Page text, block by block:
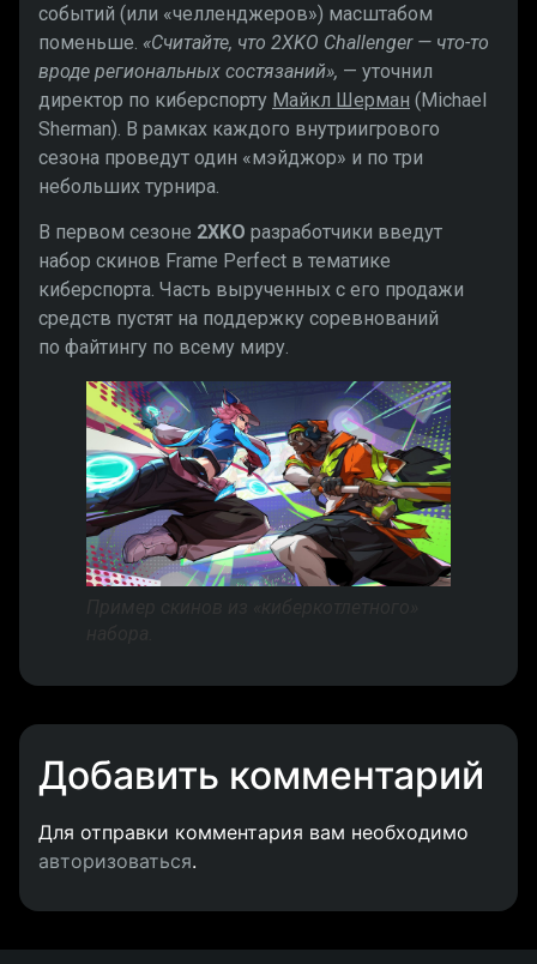
событий (или «челленджеров») масштабом
поменьше. «Считайте, что 2XKO Challenger — что-то
вроде региональных состязаний», — уточнил
директор по киберспорту Майкл Шерман (Michael
Sherman). В рамках каждого внутриигрового
сезона проведут один «мэйджор» и по три
небольших турнира.
В первом сезоне 2XKO разработчики введут
набор скинов Frame Perfect в тематике
киберспорта. Часть вырученных с его продажи
средств пустят на поддержку соревнований
по файтингу по всему миру.
Добавить комментарий
Для отправки комментария вам необходимо
авторизоваться.